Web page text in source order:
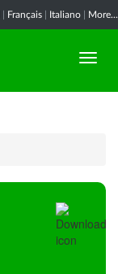
Français Italiano More...